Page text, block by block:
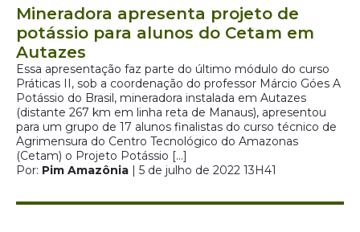
Mineradora apresenta projeto de
potássio para alunos do Cetam em
Autazes
Essa apresentação faz parte do último módulo do curso
Práticas II, sob a coordenação do professor Márcio Góes A
Potássio do Brasil, mineradora instalada em Autazes
(distante 267 km em linha reta de Manaus), apresentou
para um grupo de 17 alunos finalistas do curso técnico de
Agrimensura do Centro Tecnológico do Amazonas
(Cetam) o Projeto Potássio […]
Por: Pim Amazônia | 5 de julho de 2022 13H41